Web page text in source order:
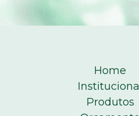
Home
Institucional
Produtos